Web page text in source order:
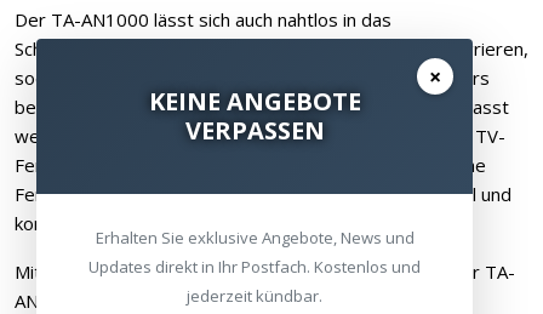
Der TA-AN1000 lässt sich auch nahtlos in das
Schnelleinstellungs-Menü von BRAVIA Fernsehern integrieren,
sodass Eigenschaften wie das Klangfeld des Verstärkers
bequem mit der Fernbedienung des Fernsehers angepasst
werden können. Die Lautstärke kann ebenfalls über die TV-
Fernbedienung geregelt werden. So ist keine zusätzliche
Fernbedienung erforderlich, um den TA-AN1000 schnell und
komfortabel zu steuern.
Mit dem intuitiven, geführten neuen Setup lässt sich der TA-
AN1000 leicht einrichten. Von der Postiionierung der
×
KEINE ANGEBOTE
VERPASSEN
Erhalten Sie exklusive Angebote, News und
Updates direkt in Ihr Postfach. Kostenlos und
jederzeit kündbar.